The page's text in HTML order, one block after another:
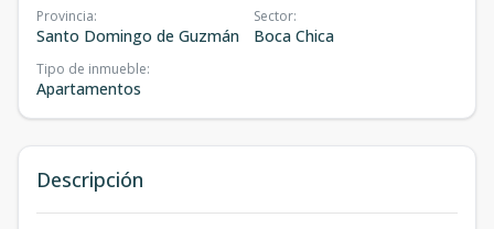
Provincia:
Santo Domingo de Guzmán
Sector:
Boca Chica
Tipo de inmueble:
Apartamentos
Descripción